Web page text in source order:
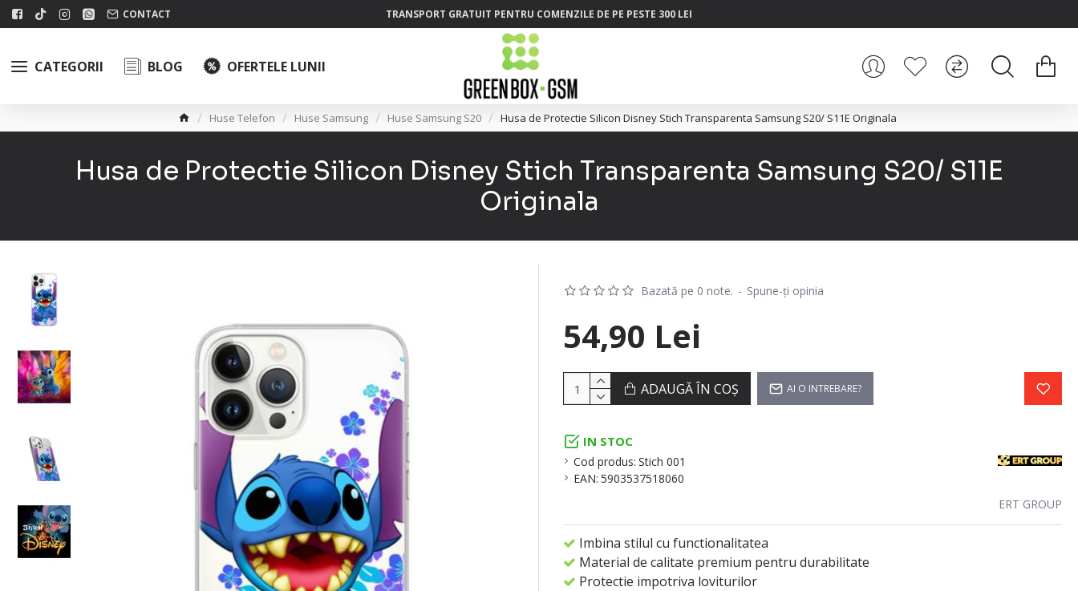
CONTACT TRANSPORT GRATUIT PENTRU COMENZILE DE PE PESTE 300 LEI
CATEGORII BLOG OFERTELE LUNII
Huse Telefon Huse Samsung Huse Samsung S20 Husa de Protectie Silicon Disney Stich Transparenta Samsung S20/ S11E Originala
Husa de Protectie Silicon Disney Stich Transparenta Samsung S20/ S11E
Originala
IN STOC
Cod produs: Stich 001
EAN: 5903537518060
ERT GROUP
Imbina stilul cu functionalitatea
Material de calitate premium pentru durabilitate
Protectie impotriva loviturilor
Bazată pe 0 note. - Spune-ţi opinia
54,90 Lei
ADAUGĂ ÎN COŞ AI O INTREBARE?